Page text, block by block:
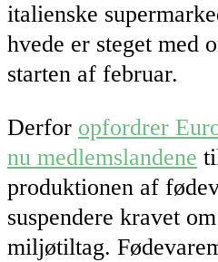
italienske
hvede er steget med
starten af februar.
Derfor opfordrer
nu medlemslandene
produktionen af
suspendere kravet
miljøtiltag.